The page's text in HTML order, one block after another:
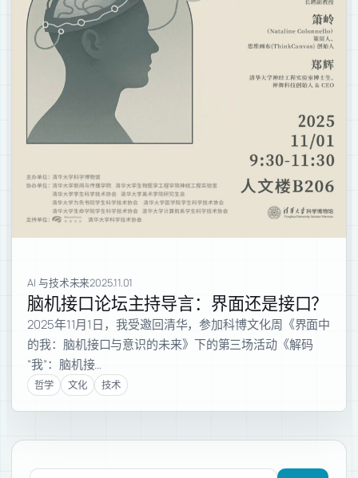
AI 与技术未来2025.11.01
脑机接口论坛主持导言：界面还是接口？
2025年11月1日，我受邀回清华，参加科博文化周《界面中
的我：脑机接口与意识的未来》下的第三场活动《解码
“我”：脑机接…
哲学 文化 技术
订阅新文章